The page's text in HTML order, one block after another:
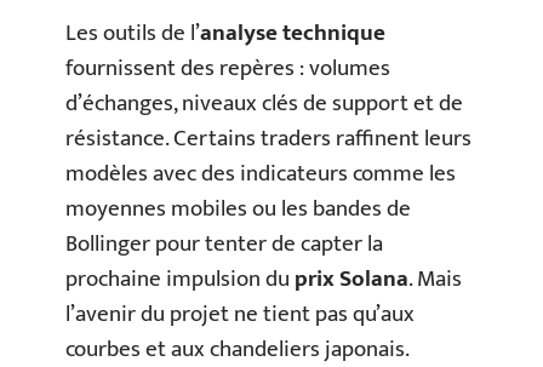
Les outils de l’analyse technique
fournissent des repères : volumes
d’échanges, niveaux clés de support et de
résistance. Certains traders raffinent leurs
modèles avec des indicateurs comme les
moyennes mobiles ou les bandes de
Bollinger pour tenter de capter la
prochaine impulsion duprix Solana. Mais
l’avenir du projet ne tient pas qu’aux
courbes et aux chandeliers japonais.